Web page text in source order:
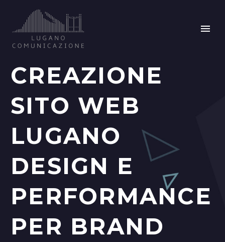
CREAZIONE
SITO WEB
LUGANO
DESIGN E
PERFORMANCE
PER BRAND